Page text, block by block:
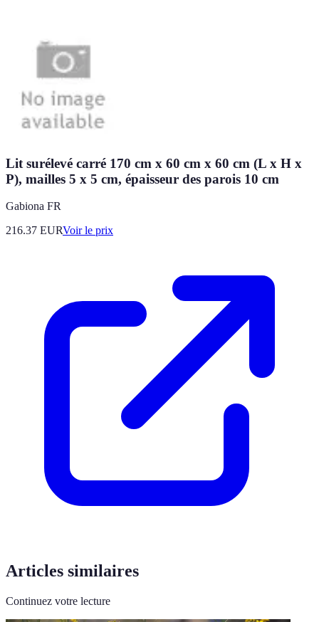
Lit surélevé carré 170 cm x 60 cm x 60 cm (L x H x
P), mailles 5 x 5 cm, épaisseur des parois 10 cm
Gabiona FR
216.37 EURVoir le prix
Articles similaires
Continuez votre lecture